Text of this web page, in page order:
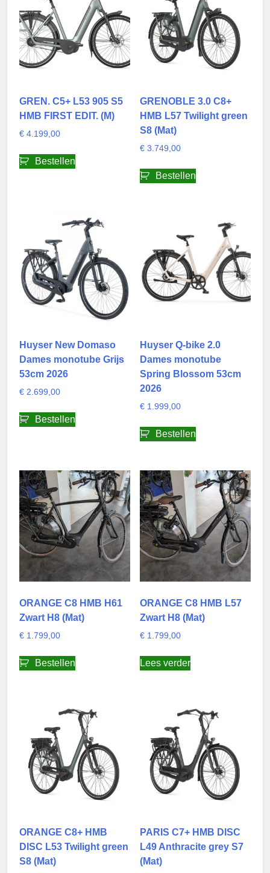
optie
kan
gekozen
worden
op
GREN. C5+ L53 905 S5
HMB FIRST EDIT. (M)
€ 4.199,00
Bestellen
GRENOBLE 3.0 C8+
HMB L57 Twilight green
S8 (Mat)
€3.749,00
Bestellen
Huyser New Domaso
Dames monotube Grijs
53cm 2026
€ 2.699,00
Bestellen
Huyser Q-bike 2.0
Dames monotube
Spring Blossom 53cm
2026
€1.999,00
Bestellen
ORANGE C8 HMB H61
Zwart H8 (Mat)
€ 1.799,00
Bestellen
ORANGE C8 HMB L57
Zwart H8 (Mat)
€1.799,00
Lees verder
ORANGE C8+ HMB
DISC L53 Twilight green
S8 (Mat)
PARIS C7+ HMB DISC
L49 Anthracite grey S7
(Mat)